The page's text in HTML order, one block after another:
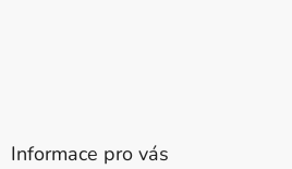
Informace pro vás